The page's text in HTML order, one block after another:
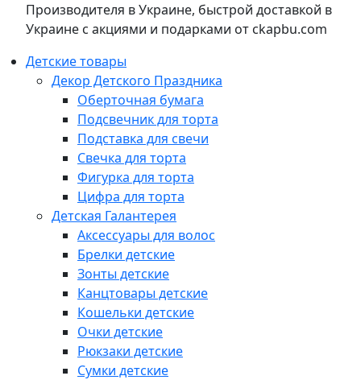
Производителя в Украине, быстрой доставкой в
Украине с акциями и подарками от ckapbu.com
Детские товары
Декор Детского Праздника
Оберточная бумага
Подсвечник для торта
Подставка для свечи
Свечка для торта
Фигурка для торта
Цифра для торта
Детская Галантерея
Аксессуары для волос
Брелки детские
Зонты детские
Канцтовары детские
Кошельки детские
Очки детские
Рюкзаки детские
Сумки детские